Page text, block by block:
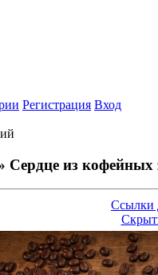
Регистрация Вход
Сердце из кофейных
Ссылки